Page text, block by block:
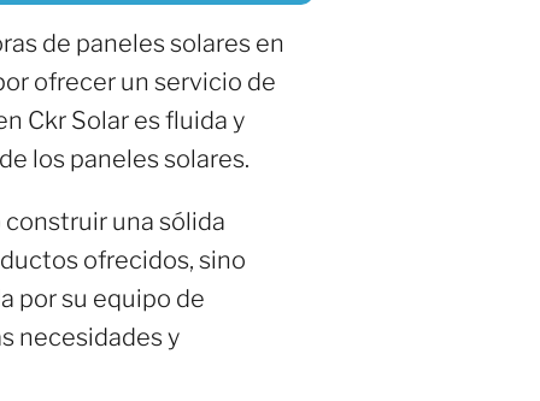
de paneles solares en
ofrecer un servicio de
Ckr Solar es fluida y
los paneles solares.
construir una sólida
ofrecidos, sino
por su equipo de
necesidades y